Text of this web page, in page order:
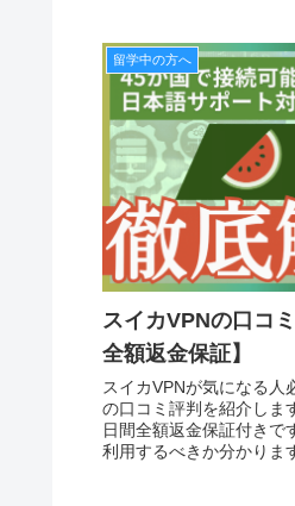
留学中の方へ
スイカVPNの口コ
全額返金保証】
スイカVPNが気になる人
の口コミ評判を紹介しま
日間全額返金保証付きで
利用するべきか分かりま